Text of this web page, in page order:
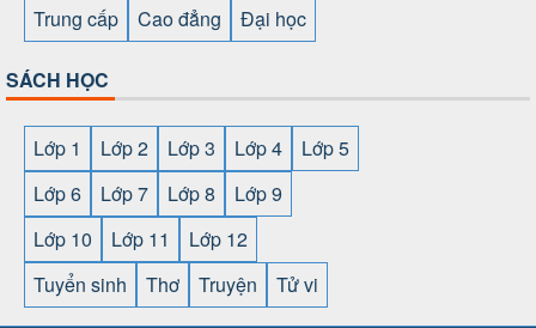
Trung cấp
Cao đẳng Đại học
SÁCH HỌC
Lớp 1 Lớp 2 Lớp 3 Lớp 4
Lớp 5
Lớp 6
Lớp 7 Lớp 8
Lớp 9
Lớp 10
Lớp 11
Lớp 12
Tuyển sinh
Thơ Truyện Tử vi